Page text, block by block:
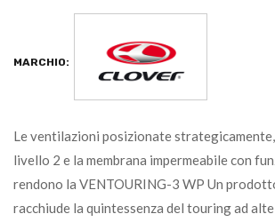
MARCHIO:
Le ventilazioni posizionate
livello 2 e la membrana impermeabile con
rendono la VENTOURING-3 WP Un
racchiude la quintessenza del touring ad